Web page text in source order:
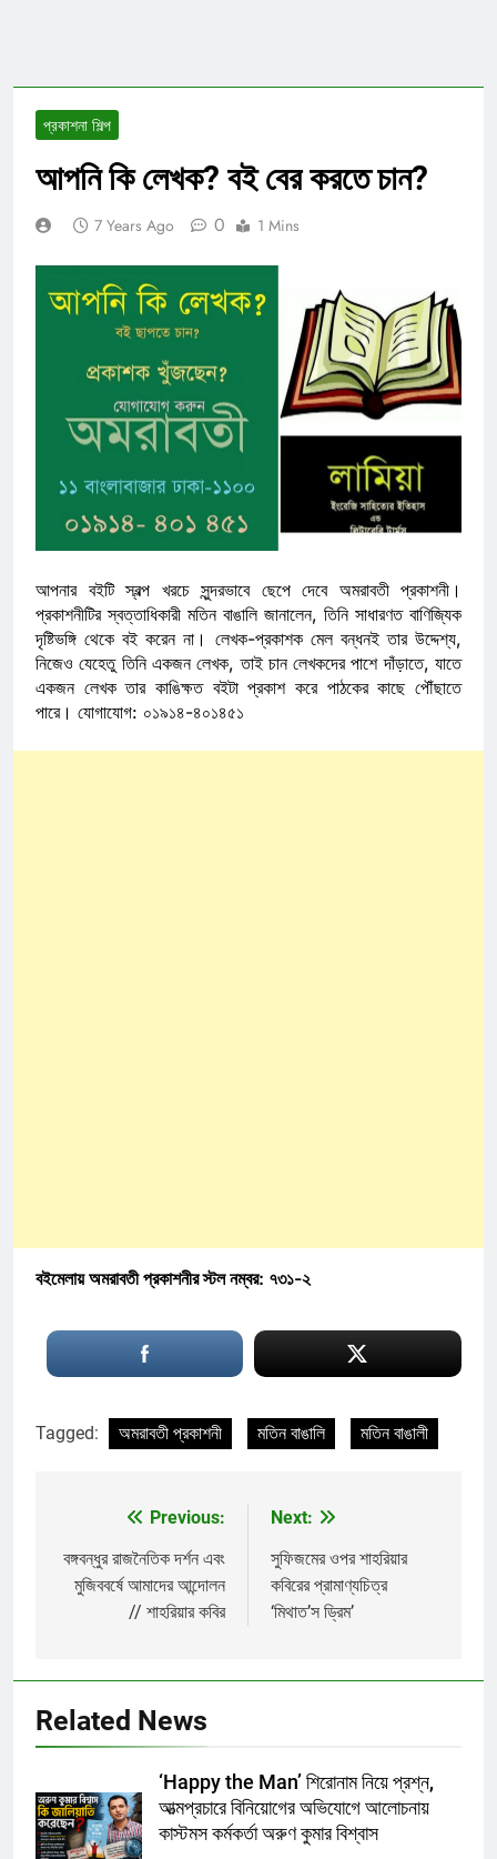
প্রকাশনা শিল্প
আপনি কি লেখক? বই বের করতে চান?
7 Years Ago 0 1 Mins
আপনার বইটি স্বল্প খরচে সুন্দরভাবে ছেপে দেবে অমরাবতী প্রকাশনী।
প্রকাশনীটির স্বত্তাধিকারী মতিন বাঙালি জানালেন, তিনি সাধারণত বাণিজ্যিক
দৃষ্টিভঙ্গি থেকে বই করেন না। লেখক-প্রকাশক মেল বন্ধনই তার উদ্দেশ্য,
নিজেও যেহেতু তিনি একজন লেখক, তাই চান লেখকদের পাশে দাঁড়াতে, যাতে
একজন লেখক তার কাঙিক্ষত বইটা প্রকাশ করে পাঠকের কাছে পৌঁছাতে
পারে। যোগাযোগ: ০১৯১৪-৪০১৪৫১
বইমেলায় অমরাবতী প্রকাশনীর স্টল নম্বর: ৭৩১-২
Tagged: অমরাবতী প্রকাশনী মতিন বাঙালি মতিন বাঙালী
navigation
Previous:
বঙ্গবন্ধুর রাজনৈতিক দর্শন এবং
মুজিববর্ষে আমাদের আন্দোলন
// শাহরিয়ার কবির
Next:
সুফিজমের ওপর শাহরিয়ার
কবিরের প্রামাণ্যচিত্র
‘মিথাত’স ড্রিম’
Related News
‘Happy the Man’ শিরোনাম নিয়ে প্রশ্ন,
আত্মপ্রচারে বিনিয়োগের অভিযোগে আলোচনায়
কাস্টমস কর্মকর্তা অরুণ কুমার বিশ্বাস